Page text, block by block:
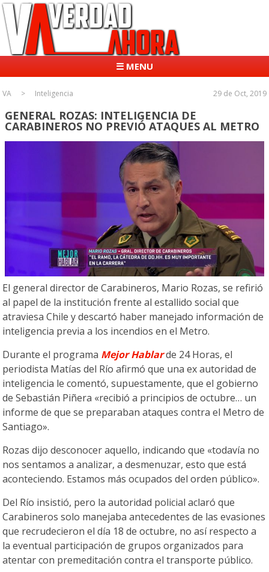
☰ MENU
VA Inteligencia 29 de Oct, 2019
GENERAL ROZAS: INTELIGENCIA DE
CARABINEROS NO PREVIÓ ATAQUES AL METRO
El general director de Carabineros, Mario Rozas, se refirió
al papel de la institución frente al estallido social que
atraviesa Chile y descartó haber manejado información de
inteligencia previa a los incendios en el Metro.
Durante el programa Mejor Hablarde 24 Horas, el
periodista Matías del Río afirmó que una ex autoridad de
inteligencia le comentó, supuestamente, que el gobierno
de Sebastián Piñera «recibió a principios de octubre… un
informe de que se preparaban ataques contra el Metro de
Santiago».
Rozas dijo desconocer aquello, indicando que «todavía no
nos sentamos a analizar, a desmenuzar, esto que está
aconteciendo. Estamos más ocupados del orden público».
Del Río insistió, pero la autoridad policial aclaró que
Carabineros solo manejaba antecedentes de las evasiones
que recrudecieron el día 18 de octubre, no así respecto a
la eventual participación de grupos organizados para
atentar con premeditación contra el transporte público.